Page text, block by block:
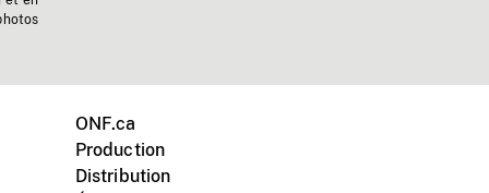
ONF.ca
Production
Distribution